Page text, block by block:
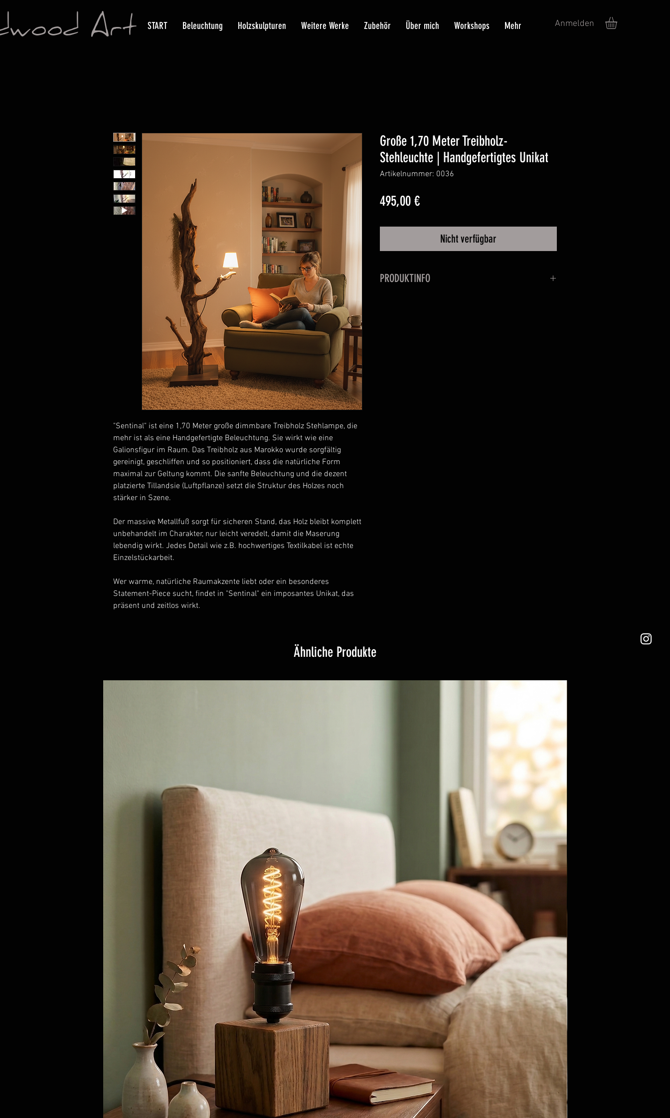
START Beleuchtung Holzskulpturen Weitere Werke Zubehör Über mich Workshops Mehr Anmelden
Art
"Sentinal" ist eine 1,70 Meter große dimmbare Treibholz Stehlampe, die
mehr ist als eine Handgefertigte Beleuchtung. Sie wirkt wie eine
Galionsfigur im Raum. Das Treibholz aus Marokko wurde sorgfältig
gereinigt, geschliffen und so positioniert, dass die natürliche Form
maximal zur Geltung kommt. Die sanfte Beleuchtung und die dezent
platzierte Tillandsie (Luftpflanze) setzt die Struktur des Holzes noch
stärker in Szene.
Der massive Metallfuß sorgt für sicheren Stand, das Holz bleibt komplett
unbehandelt im Charakter, nur leicht veredelt, damit die Maserung
lebendig wirkt. Jedes Detail wie z.B. hochwertiges Textilkabel ist echte
Einzelstückarbeit.
Wer warme, natürliche Raumakzente liebt oder ein besonderes
Statement-Piece sucht, findet in "Sentinal" ein imposantes Unikat, das
präsent und zeitlos wirkt.
Große 1,70 Meter Treibholz-
Stehleuchte | Handgefertigtes Unikat
Artikelnummer: 0036
495,00 €Preis
Nicht verfügbar
PRODUKTINFO
Ähnliche Produkte